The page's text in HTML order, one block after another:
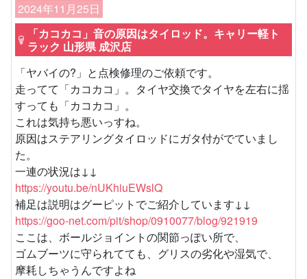
2024年11月25日
「カコカコ」音の原因はタイロッド。キャリー軽ト
ラック 山形県 成沢店
「ヤバイの?」と点検修理のご依頼です。
走ってて「カコカコ」。タイヤ交換でタイヤを左右に揺
すっても「カコカコ」。
これは気持ち悪いっすね。
原因はステアリングタイロッドにガタ付がでていまし
た。
一連の状況は↓↓
https://youtu.be/nUKhiuEWslQ
補足は説明はグーピットでご紹介しています↓↓
https://goo-net.com/pit/shop/0910077/blog/921919
ここは、ボールジョイントの関節っぽい所で、
ゴムブーツに守られてても、グリスの劣化や湿気で、
摩耗しちゃうんですよね